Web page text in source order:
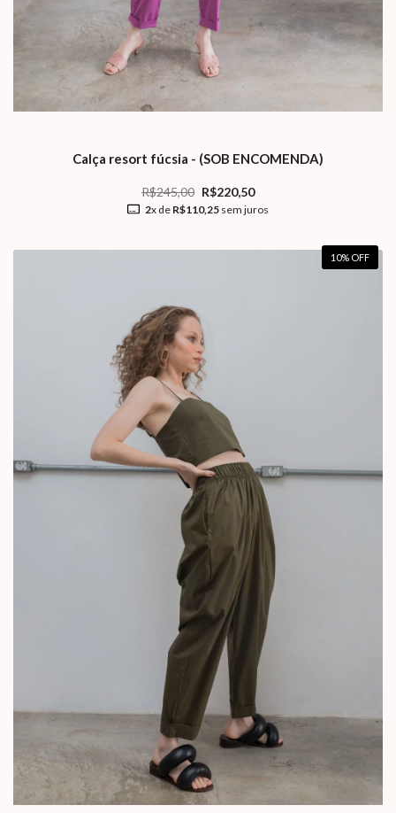
Calça resort fúcsia - (SOB ENCOMENDA)
R$245,00 R$220,50
2x de R$110,25sem juros
10% OFF